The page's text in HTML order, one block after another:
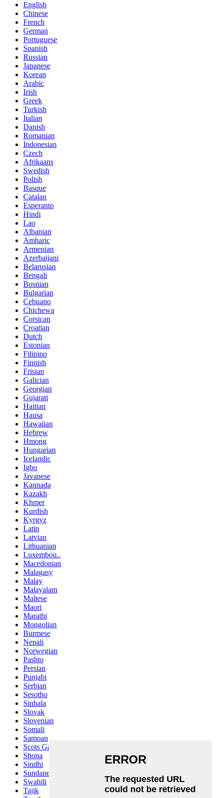
English
Chinese
French
German
Portuguese
Spanish
Russian
Japanese
Korean
Arabic
Irish
Greek
Turkish
Italian
Danish
Romanian
Indonesian
Czech
Afrikaans
Swedish
Polish
Basque
Catalan
Esperanto
Hindi
Lao
Albanian
Amharic
Armenian
Azerbaijani
Belarusian
Bengali
Bosnian
Bulgarian
Cebuano
Chichewa
Corsican
Croatian
Dutch
Estonian
Filipino
Finnish
Frisian
Galician
Georgian
Gujarati
Haitian
Hausa
Hawaiian
Hebrew
Hmong
Hungarian
Icelandic
Igbo
Javanese
Kannada
Kazakh
Khmer
Kurdish
Kyrgyz
Latin
Latvian
Lithuanian
Luxembou..
Macedonian
Malagasy
Malay
Malayalam
Maltese
Maori
Marathi
Mongolian
Burmese
Nepali
Norwegian
Pashto
Persian
Punjabi
Serbian
Sesotho
Sinhala
Slovak
Slovenian
Somali
Samoan
Scots Gaelic
Shona
Sindhi
Sundanese
Swahili
Tajik